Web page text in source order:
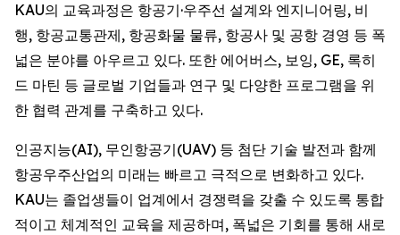
KAU의 교육과정은 항공기·우주선 설계와 엔지니어링, 비
행, 항공교통관제, 항공화물 물류, 항공사 및 공항 경영 등 폭
넓은 분야를 아우르고 있다. 또한 에어버스, 보잉, GE, 록히
드 마틴 등 글로벌 기업들과 연구 및 다양한 프로그램을 위
한 협력 관계를 구축하고 있다.
인공지능(AI), 무인항공기(UAV) 등 첨단 기술 발전과 함께
항공우주산업의 미래는 빠르고 극적으로 변화하고 있다.
KAU는 졸업생들이 업계에서 경쟁력을 갖출 수 있도록 통합
적이고 체계적인 교육을 제공하며, 폭넓은 기회를 통해 새로